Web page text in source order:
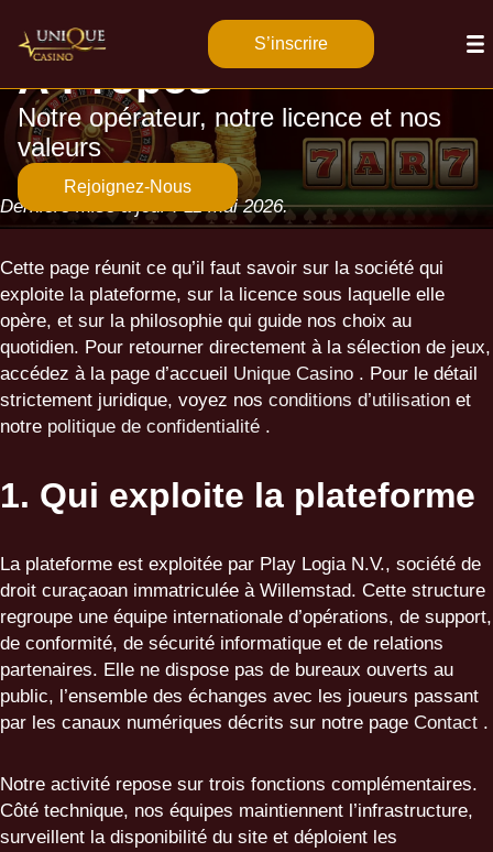
S’inscrire
À Propos
Notre opérateur, notre licence et nos
valeurs
Rejoignez-Nous
Dernière mise à jour : 11 mai 2026.
Cette page réunit ce qu’il faut savoir sur la société qui
exploite la plateforme, sur la licence sous laquelle elle
opère, et sur la philosophie qui guide nos choix au
quotidien. Pour retourner directement à la sélection de jeux,
accédez à la page d’accueil Unique Casino . Pour le détail
strictement juridique, voyez nos conditions d’utilisation et
notre politique de confidentialité .
1. Qui exploite la plateforme
La plateforme est exploitée par Play Logia N.V., société de
droit curaçaoan immatriculée à Willemstad. Cette structure
regroupe une équipe internationale d’opérations, de support,
de conformité, de sécurité informatique et de relations
partenaires. Elle ne dispose pas de bureaux ouverts au
public, l’ensemble des échanges avec les joueurs passant
par les canaux numériques décrits sur notre page Contact .
Notre activité repose sur trois fonctions complémentaires.
Côté technique, nos équipes maintiennent l’infrastructure,
surveillent la disponibilité du site et déploient les